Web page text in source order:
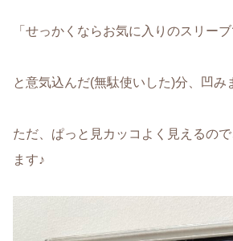
「せっかくならお気に入りのスリーブ
と意気込んだ(無駄使いした)分、凹み
ただ、ぱっと見カッコよく見えるの
ます♪